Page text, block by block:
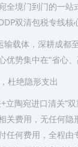
全境门到门的一站
双清包税专线核
输载体，深耕成
优势集中在“省心
杜绝隐形支出
立陶宛进口清关”
关费用，无任何
任何费用，全程